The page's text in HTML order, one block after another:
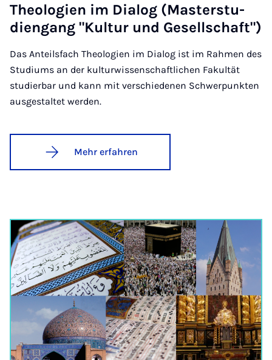
Theo­lo­gi­en im Di­a­log (Mas­ter­stu­
dien­gang "Kul­tur und Ge­sell­schaft")
Das Anteilsfach Theologien im Dialog ist im Rahmen des
Studiums an der kulturwissenschaftlichen Fakultät
studierbar und kann mit verschiedenen Schwerpunkten
ausgestaltet werden.
Mehr erfahren